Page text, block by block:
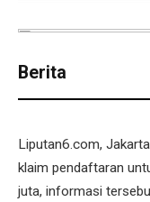
Berita
Liputan6.com,
klaim pendaftaran
juta, informasi